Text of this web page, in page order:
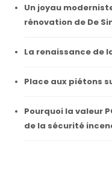
Un joyau
rénovation de De
La renaissance de
Place aux piétons
Pourquoi la valeur
de la sécurité